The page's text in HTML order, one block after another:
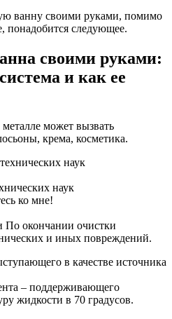
ванну своими руками, помимо
понадобится следующее.
своими руками:
и как ее
может вызвать
крема, косметика.
наук
ко мне!
По окончании очистки
и иных повреждений.
в качестве источника
– поддерживающего
жидкости в 70 градусов.